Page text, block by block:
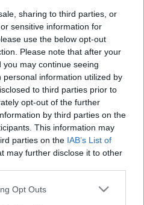
sharing to third parties, or
sensitive information for
use the below opt-out
Please note that after your
may continue seeing
information utilized by
to third parties prior to
opt-out of the further
by third parties on the
This information may
parties on the IAB’s List of
may further disclose it to other
app uses one or more Google
Opt Outs
verekedés (kontakt),
színpadi mozgás.
Tamás
előképzettségre!
július 6.
és Független